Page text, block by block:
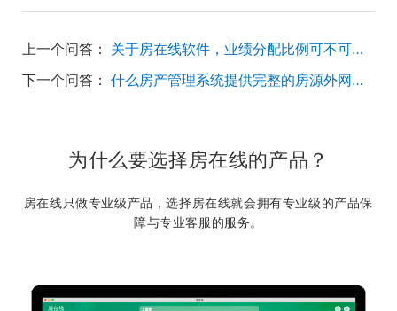
上一个问答：
关于房在线软件，业绩分配比例可不可以提前设置好固定分配？
下一个问答：
什么房产管理系统提供完整的房源外网发布服务？
为什么要选择房在线的产品？
房在线只做专业级产品，选择房在线就会拥有专业级的产品保
障与专业客服的服务。